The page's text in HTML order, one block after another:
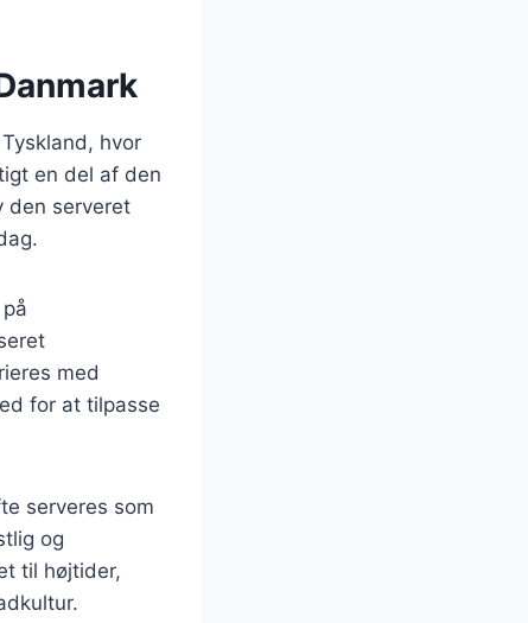
hvor
en del af den
den serveret
med
for at tilpasse
serveres som
og
til højtider,